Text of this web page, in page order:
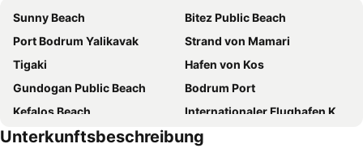
Sunny Beach
Bitez Public Beach
Port Bodrum Yalikavak
Strand von Mamari
Tigaki
Hafen von Kos
Gundogan Public Beach
Bodrum Port
Kefalos Beach
Internationaler Flughafen Kos-Hippokrates
Bodrum Castle
Kardamena
Unterkunftsbeschreibung